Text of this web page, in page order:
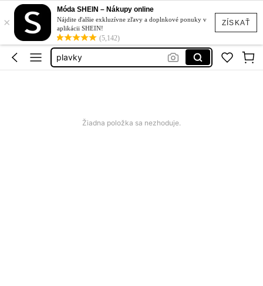
ZÍSKAŤ
×
Móda SHEIN – Nákupy online
Nájdite ďalšie exkluzívne zľavy a doplnkové ponuky v
aplikácii SHEIN!
(5,142)
squishy
cherry saty
letne šaty xxl
plavky
Žiadna položka sa nezhoduje.